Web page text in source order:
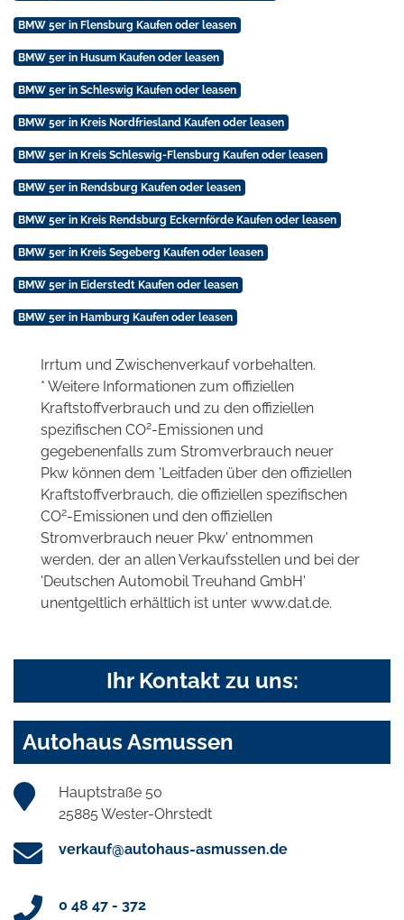
BMW 5er in Flensburg Kaufen oder leasen
BMW 5er in Husum Kaufen oder leasen
BMW 5er in Schleswig Kaufen oder leasen
BMW 5er in Kreis Nordfriesland Kaufen oder leasen
BMW 5er in Kreis Schleswig-Flensburg Kaufen oder leasen
BMW 5er in Rendsburg Kaufen oder leasen
BMW 5er in Kreis Rendsburg Eckernförde Kaufen oder leasen
BMW 5er in Kreis Segeberg Kaufen oder leasen
BMW 5er in Eiderstedt Kaufen oder leasen
BMW 5er in Hamburg Kaufen oder leasen
Irrtum und Zwischenverkauf vorbehalten.
* Weitere Informationen zum offiziellen
Kraftstoffverbrauch und zu den offiziellen
spezifischen CO2-Emissionen und
gegebenenfalls zum Stromverbrauch neuer
Pkw können dem 'Leitfaden über den offiziellen
Kraftstoffverbrauch, die offiziellen spezifischen
CO2-Emissionen und den offiziellen
Stromverbrauch neuer Pkw' entnommen
werden, der an allen Verkaufsstellen und bei der
'Deutschen Automobil Treuhand GmbH'
unentgeltlich erhältlich ist unter www.dat.de.
Ihr Kontakt zu uns:
Autohaus Asmussen
Hauptstraße 50
25885 Wester-Ohrstedt
verkauf@autohaus-asmussen.de
0 48 47 - 372